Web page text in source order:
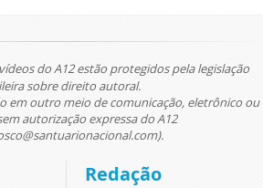
do A12 estão protegidos pela legislação
sobre direito autoral.
em outro meio de comunicação, eletrônico ou
autorização expressa do A12
Redação